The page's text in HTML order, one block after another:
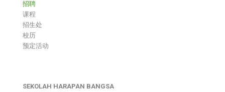
招聘
课程
招生处
校历
预定活动
SEKOLAH HARAPAN BANGSA